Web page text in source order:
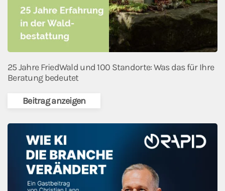
25 Jahre FriedWald und 100 Standorte: Was das für Ihre
Beratung bedeutet
Beitrag anzeigen